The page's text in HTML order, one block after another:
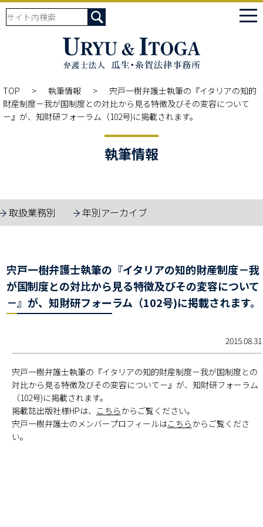
TOP 執筆情報
宍戸一樹弁護士執筆の『イタリアの知的
財産制度－我が国制度との対比から見る特徴及びその変容について
－』が、知財研フォーラム（102号)に掲載されます。
執筆情報
取扱業務別 年別アーカイブ
宍戸一樹弁護士執筆の『イタリアの知的財産制度－我
が国制度との対比から見る特徴及びその変容について
－』が、知財研フォーラム（102号)に掲載されます。
2015.08.31
宍戸一樹弁護士執筆の『イタリアの知的財産制度－我が国制度との
対比から見る特徴及びその変容について－』が、知財研フォーラム
（102号)に掲載されます。
掲載誌出版社様HPは、 こちらからご覧ください。
宍戸一樹弁護士のメンバープロフィールはこちらからご覧くださ
い。